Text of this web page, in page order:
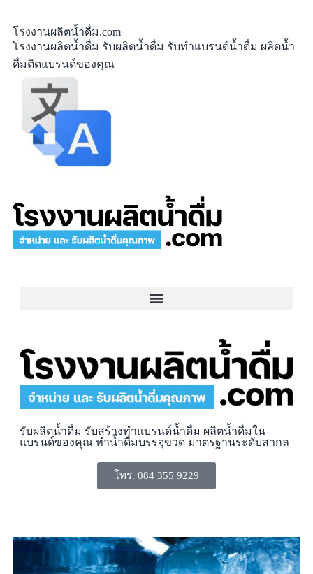
โรงงานผลิตน้ำดื่ม.com
โรงงานผลิตน้ำดื่ม รับผลิตน้ำดื่ม รับทำแบรนด์น้ำดื่ม ผลิตน้ำ
ดื่มติดแบรนด์ของคุณ
รับผลิตน้ำดื่ม รับสร้างทำแบรนด์น้ำดื่ม ผลิตน้ำดื่มใน
แบรนด์ของคุณ ทำน้ำดื่มบรรจุขวด มาตรฐานระดับสากล
โทร. 084 355 9229